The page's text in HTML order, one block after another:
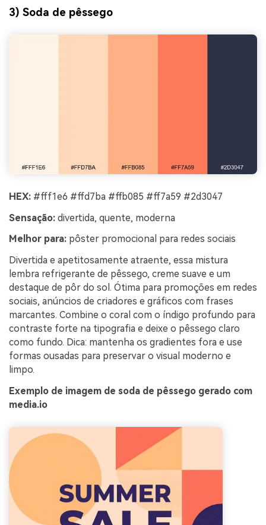
3) Soda de pêssego
HEX: #fff1e6 #ffd7ba #ffb085 #ff7a59 #2d3047
Sensação: divertida, quente, moderna
Melhor para: pôster promocional para redes sociais
Divertida e apetitosamente atraente, essa mistura
lembra refrigerante de pêssego, creme suave e um
destaque de pôr do sol. Ótima para promoções em redes
sociais, anúncios de criadores e gráficos com frases
marcantes. Combine o coral com o índigo profundo para
contraste forte na tipografia e deixe o pêssego claro
como fundo. Dica: mantenha os gradientes fora e use
formas ousadas para preservar o visual moderno e
limpo.
Exemplo de imagem de soda de pêssego gerado com
media.io